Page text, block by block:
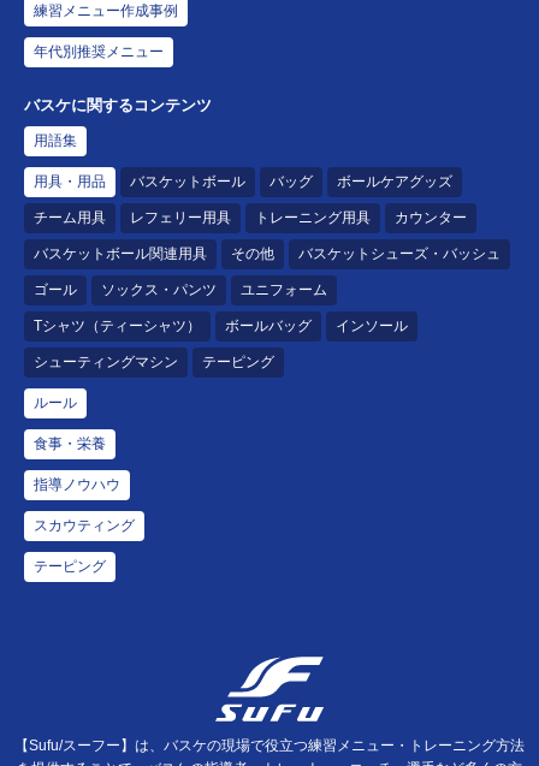
練習メニュー作成事例
年代別推奨メニュー
バスケに関するコンテンツ
用語集
用具・用品 バスケットボール バッグ ボールケアグッズ
チーム用具 レフェリー用具 トレーニング用具 カウンター
バスケットボール関連用具 その他 バスケットシューズ・バッシュ
ゴール ソックス・パンツ ユニフォーム
Tシャツ（ティーシャツ） ボールバッグ インソール
シューティングマシン テーピング
ルール
食事・栄養
指導ノウハウ
スカウティング
テーピング
【Sufu/スーフー】は、バスケの現場で役立つ練習メニュー・トレーニング方法